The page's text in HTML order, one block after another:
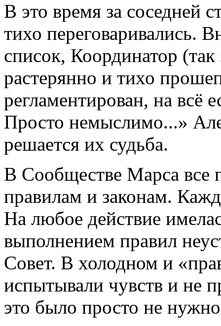
В это время за соседней
тихо переговаривались.
список, Координатор
растерянно и тихо
регламентирован, на всё
Просто немыслимо...»
решается их судьба.
В Сообществе Марса все
правилам и законам.
На любое действие
выполнением правил
Совет. В холодном и
испытывали чувств и не
это было просто не